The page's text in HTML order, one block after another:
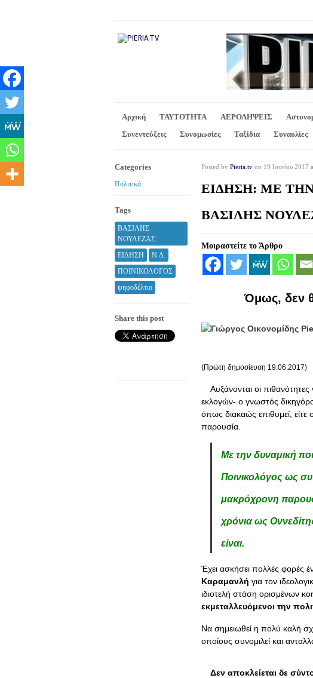
Αρχική ΤΑΥΤΟΤΗΤΑ ΑΕΡΟΛΗΨΕΙΣ
Συνεντεύξεις
Συνομωσίες Ταξίδια Συναυλίες
Categories
Πολιτικά
Tags
ΒΑΣΙΛΗΣ
ΝΟΥΛΕΖΑΣ
ΕΙΔΗΣΗ
Ν.Δ.
ΠΟΙΝΙΚΟΛΟΓΟΣ
ψηφοδέλτιο
Share this post
Posted by Pieria.tv on 19 Ιουνίου 2017
ΕΙΔΗΣΗ: ΜΕ
ΒΑΣΙΛΗΣ
Μοιραστείτε το Άρθρο
Όμως, δεν
(Πρώτη δημοσίευση 19.06.2017)
Αυξάνονται οι
εκλογών- ο γνωστός
όπως διακαώς επιθυμεί, είτε
παρουσία.
Με την δυναμική
Ποινικολόγος ως
μακρόχρονη
χρόνια ως
είναι.
Έχει ασκήσει πολλές φορές
Καραμανλή για τον
ιδιοτελή στάση ορισμένων
εκμεταλλευόμενοι την
Να σημειωθεί η πολύ καλή
οποίους συνομιλεί και
Δεν αποκλείεται δε